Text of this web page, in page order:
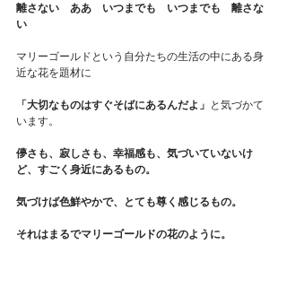
離さない　ああ　いつまでも　いつまでも　離さな
い
マリーゴールドという自分たちの生活の中にある身
近な花を題材に
「大切なものはすぐそばにあるんだよ」 と気づかて
います。
儚さも、寂しさも、幸福感も、気づいていないけ
ど、すごく身近にあるもの。
気づけば色鮮やかで、とても尊く感じるもの。
それはまるでマリーゴールドの花のように。